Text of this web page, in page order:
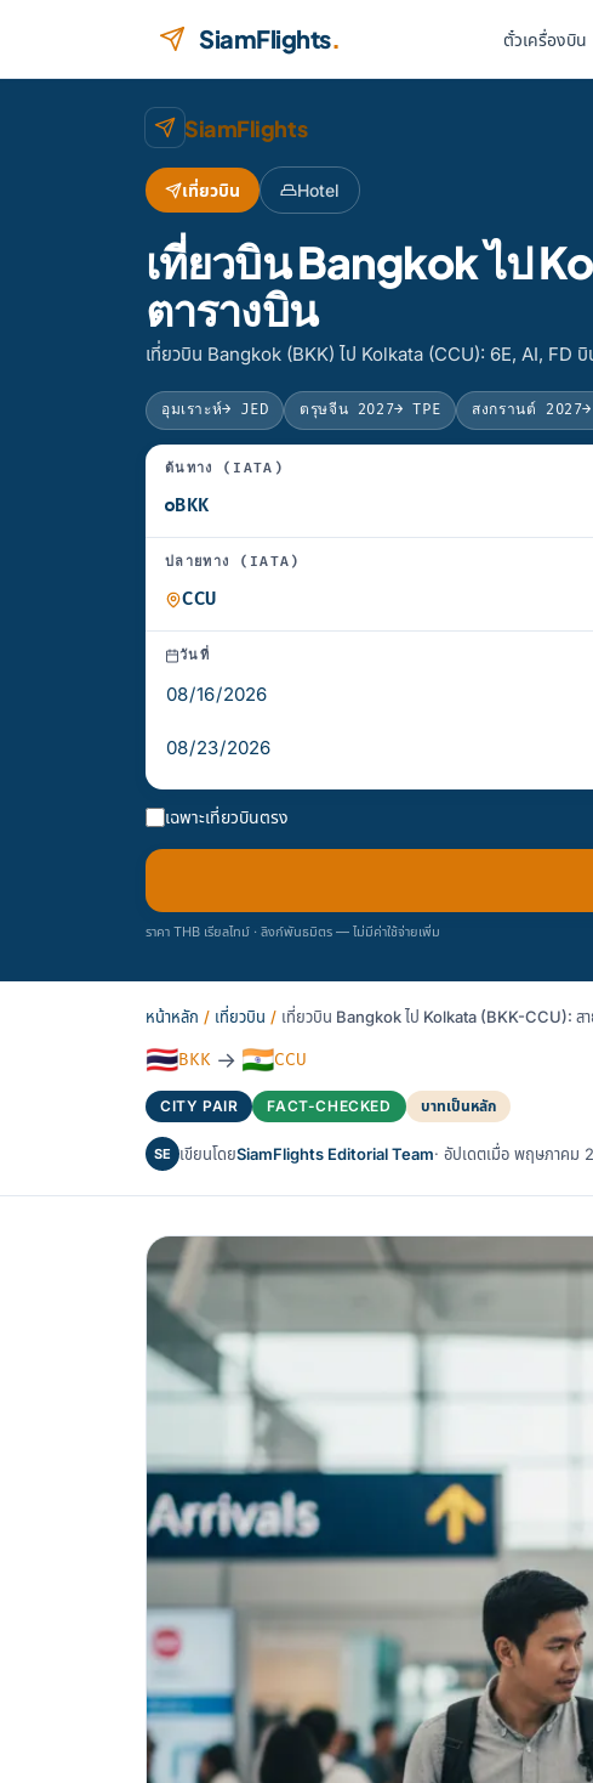
SiamFlights. ตั๋วเครื่องบิน
SiamFlights
เที่ยวบิน Hotel
เที่ยวบิน Bangkok ไป
ตารางบิน
เที่ยวบิน Bangkok (BKK) ไป Kolkata (CCU): 6E, AI, FD
อุมเราะห์→ JED ตรุษจีน 2027→ TPE สงกรานต์ 2027
ต้นทาง (IATA)
ปลายทาง (IATA)
วันที่
เฉพาะเที่ยวบินตรง
ราคา THB เรียลไทม์ · ลิงก์พันธมิตร — ไม่มีค่าใช้จ่ายเพิ่ม
หน้าหลัก / เที่ยวบิน / เที่ยวบิน Bangkok ไป Kolkata (BKK-CCU): สา
🇹🇭BKK → 🇮🇳CCU
CITY PAIR FACT-CHECKED บาทเป็นหลัก
SE เขียนโดยSiamFlights Editorial Team· อัปเดตเมื่อ พฤษภาคม